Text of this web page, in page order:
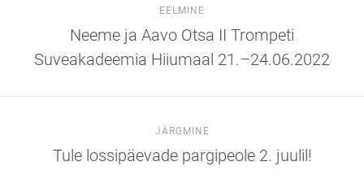
EELMINE
Neeme ja Aavo Otsa II Trompeti
Suveakadeemia Hiiumaal 21.–24.06.2022
JÄRGMINE
Tule lossipäevade pargipeole 2. juulil!